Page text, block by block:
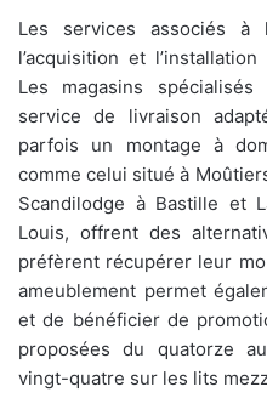
Les services associés à
l’acquisition et
Les magasins
service de livraison
parfois un montage à
comme celui situé à
Scandilodge à Bastille et
Louis, offrent des
préfèrent récupérer leur
ameublement permet
et de bénéficier de
proposées du quatorze
vingt-quatre sur les lits